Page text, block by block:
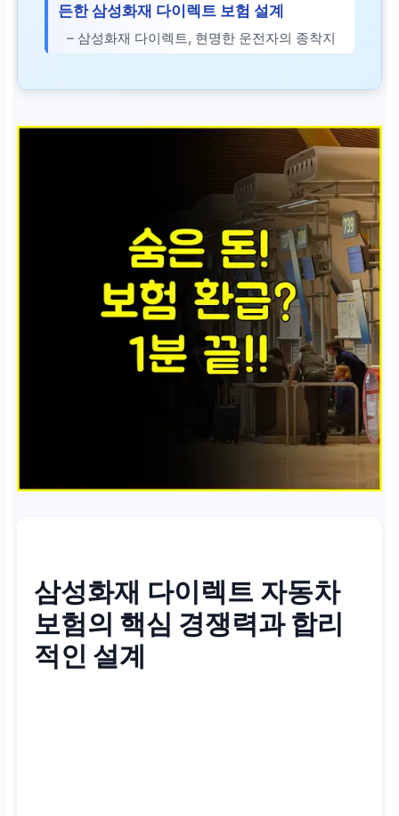
든한 삼성화재 다이렉트 보험 설계
– 삼성화재 다이렉트, 현명한 운전자의 종착지
삼성화재 다이렉트 자동차
보험의 핵심 경쟁력과 합리
적인 설계